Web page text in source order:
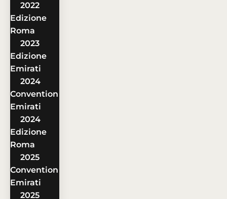
2022
Edizione
Roma
2023
Edizione
Emirati
2024
Convention
Emirati
2024
Edizione
Roma
2025
Convention
Emirati
2025